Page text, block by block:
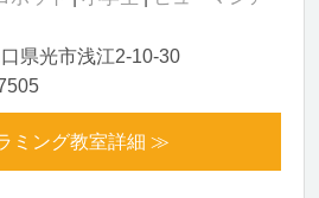
県光市浅江2-10-30
ミング教室詳細 ≫